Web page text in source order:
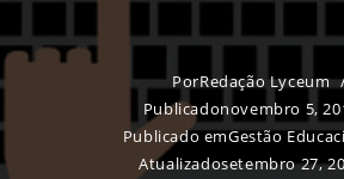
PorRedação Lyceum
Publicadonovembro 5,
Publicado emGestão
Atualizadosetembro 27,